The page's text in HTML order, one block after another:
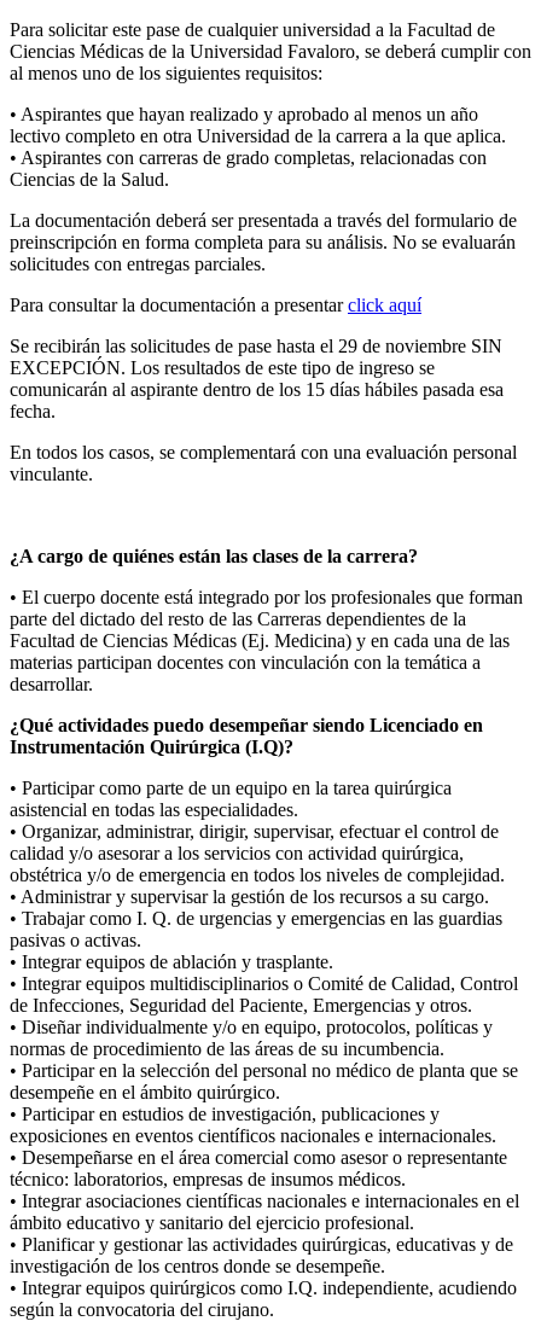
Para solicitar este pase de cualquier universidad a la Facultad de
Ciencias Médicas de la Universidad Favaloro, se deberá cumplir con
al menos uno de los siguientes requisitos:
• Aspirantes que hayan realizado y aprobado al menos un año
lectivo completo en otra Universidad de la carrera a la que aplica.
• Aspirantes con carreras de grado completas, relacionadas con
Ciencias de la Salud.
La documentación deberá ser presentada a través del formulario de
preinscripción en forma completa para su análisis. No se evaluarán
solicitudes con entregas parciales.
Para consultar la documentación a presentarclick aquí
Se recibirán las solicitudes de pase hasta el 29 de noviembre SIN
EXCEPCIÓN. Los resultados de este tipo de ingreso se
comunicarán al aspirante dentro de los 15 días hábiles pasada esa
fecha.
En todos los casos, se complementará con una evaluación personal
vinculante.
¿A cargo de quiénes están las clases de la carrera?
• El cuerpo docente está integrado por los profesionales que forman
parte del dictado del resto de las Carreras dependientes de la
Facultad de Ciencias Médicas (Ej. Medicina) y en cada una de las
materias participan docentes con vinculación con la temática a
desarrollar.
¿Qué actividades puedo desempeñar siendo Licenciado en
Instrumentación Quirúrgica (I.Q)?
• Participar como parte de un equipo en la tarea quirúrgica
asistencial en todas las especialidades.
• Organizar, administrar, dirigir, supervisar, efectuar el control de
calidad y/o asesorar a los servicios con actividad quirúrgica,
obstétrica y/o de emergencia en todos los niveles de complejidad.
• Administrar y supervisar la gestión de los recursos a su cargo.
• Trabajar como I. Q. de urgencias y emergencias en las guardias
pasivas o activas.
• Integrar equipos de ablación y trasplante.
• Integrar equipos multidisciplinarios o Comité de Calidad, Control
de Infecciones, Seguridad del Paciente, Emergencias y otros.
• Diseñar individualmente y/o en equipo, protocolos, políticas y
normas de procedimiento de las áreas de su incumbencia.
• Participar en la selección del personal no médico de planta que se
desempeñe en el ámbito quirúrgico.
• Participar en estudios de investigación, publicaciones y
exposiciones en eventos científicos nacionales e internacionales.
• Desempeñarse en el área comercial como asesor o representante
técnico: laboratorios, empresas de insumos médicos.
• Integrar asociaciones científicas nacionales e internacionales en el
ámbito educativo y sanitario del ejercicio profesional.
• Planificar y gestionar las actividades quirúrgicas, educativas y de
investigación de los centros donde se desempeñe.
• Integrar equipos quirúrgicos como I.Q. independiente, acudiendo
según la convocatoria del cirujano.